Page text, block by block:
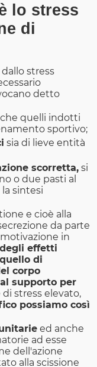
lo stress
di
stress
detto
quelli indotti
sportivo;
sia di lieve entità
scorretta, si
o due pasti al
sintesi
e cioè alla
da parte
in
effetti
di
corpo
supporto per
stress elevato,
possiamo così
ed anche
ad esse
dell'azione
alla scissione